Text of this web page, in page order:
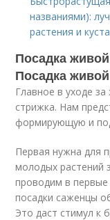
названиями):
растения и
Посадка
Посадка
Главное в уходе
стрижка. Нам
формирующую и
Первая нужна для
молодых растений
проводим в первые
посадки саженцы
Это даст стимул к